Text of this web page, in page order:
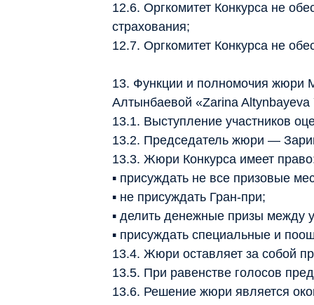
12.6. Оргкомитет Конкурса не
страхования;
12.7. Оргкомитет Конкурса не
13. Функции и полномочия жюри
Алтынбаевой «Zarina Altynbayeva
13.1. Выступление участников
13.2. Председатель жюри —
13.3. Жюри Конкурса имеет
▪ присуждать не все призовые
▪ не присуждать Гран-при;
▪ делить денежные призы между
▪ присуждать специальные и
13.4. Жюри оставляет за собой
13.5. При равенстве голосов
13.6. Решение жюри является